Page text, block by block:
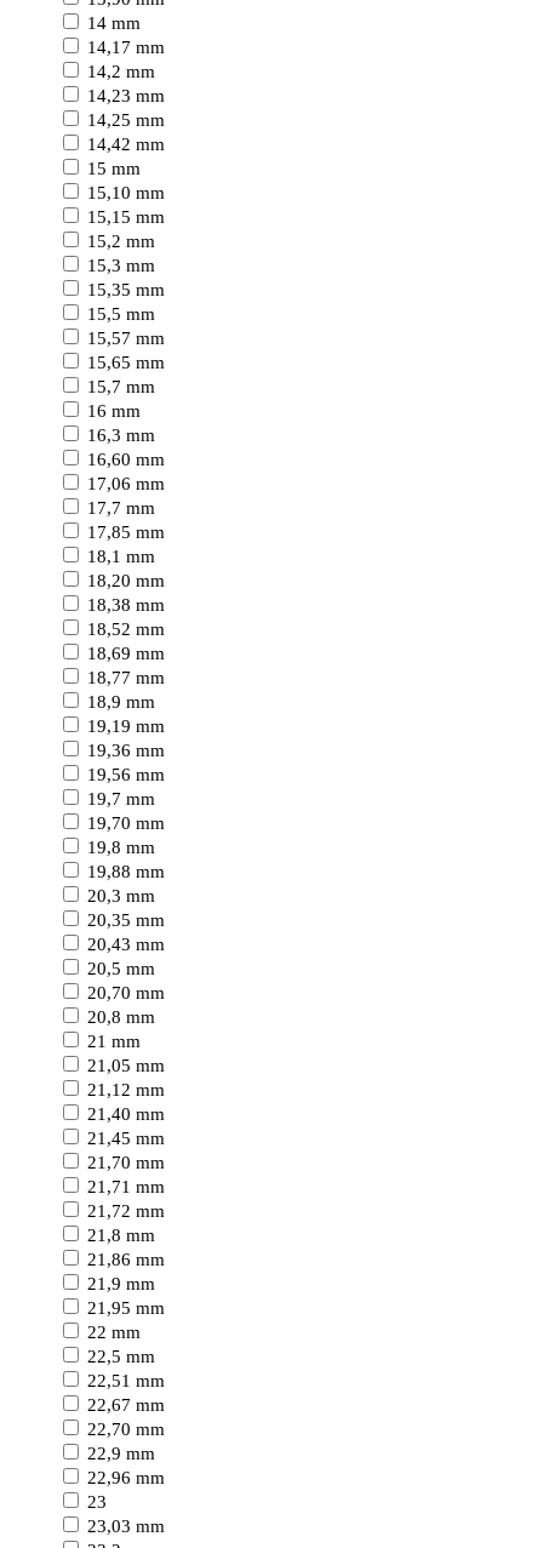
14 mm
14,17 mm
14,2 mm
14,23 mm
14,25 mm
14,42 mm
15 mm
15,10 mm
15,15 mm
15,2 mm
15,3 mm
15,35 mm
15,5 mm
15,57 mm
15,65 mm
15,7 mm
16 mm
16,3 mm
16,60 mm
17,06 mm
17,7 mm
17,85 mm
18,1 mm
18,20 mm
18,38 mm
18,52 mm
18,69 mm
18,77 mm
18,9 mm
19,19 mm
19,36 mm
19,56 mm
19,7 mm
19,70 mm
19,8 mm
19,88 mm
20,3 mm
20,35 mm
20,43 mm
20,5 mm
20,70 mm
20,8 mm
21 mm
21,05 mm
21,12 mm
21,40 mm
21,45 mm
21,70 mm
21,71 mm
21,72 mm
21,8 mm
21,86 mm
21,9 mm
21,95 mm
22 mm
22,5 mm
22,51 mm
22,67 mm
22,70 mm
22,9 mm
22,96 mm
23
23,03 mm